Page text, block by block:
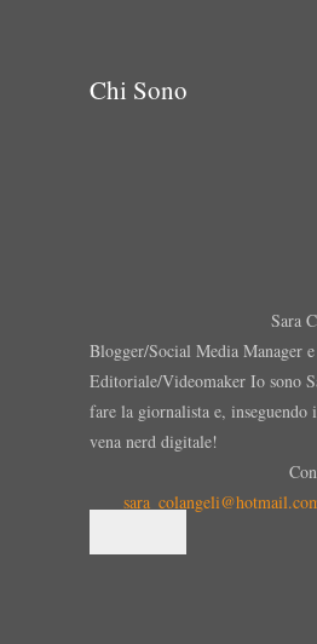
Chi Sono
Sara
Blogger/Social Media Manager
Editoriale/Videomaker Io sono
fare la giornalista e, inseguendo
vena nerd digitale!